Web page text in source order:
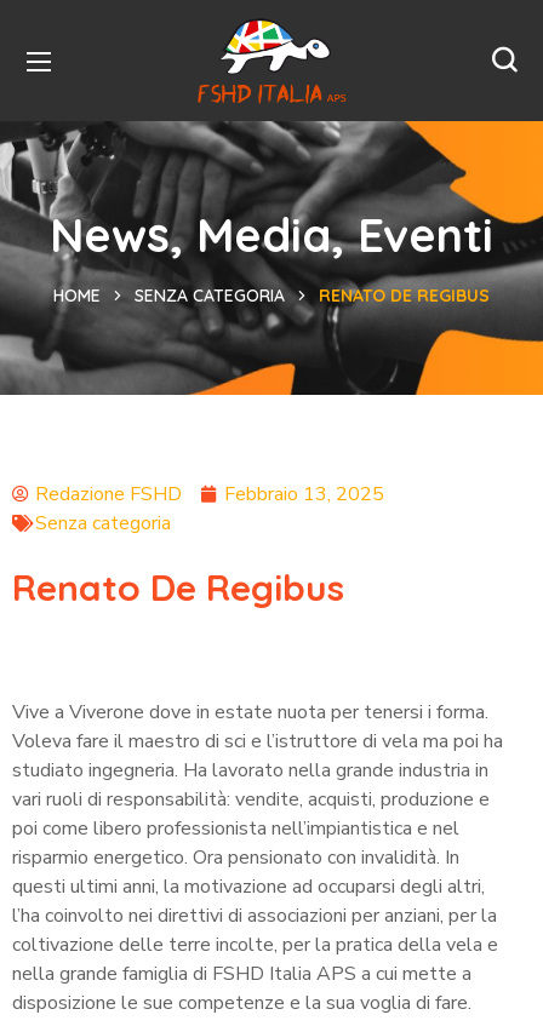
News, Media, Eventi
HOME SENZA CATEGORIA RENATO DE REGIBUS
Redazione FSHD
Febbraio 13, 2025
Senza categoria
Renato De Regibus
Vive a Viverone dove in estate nuota per tenersi i forma.
Voleva fare il maestro di sci e l’istruttore di vela ma poi ha
studiato ingegneria. Ha lavorato nella grande industria in
vari ruoli di responsabilità: vendite, acquisti, produzione e
poi come libero professionista nell’impiantistica e nel
risparmio energetico. Ora pensionato con invalidità. In
questi ultimi anni, la motivazione ad occuparsi degli altri,
l’ha coinvolto nei direttivi di associazioni per anziani, per la
coltivazione delle terre incolte, per la pratica della vela e
nella grande famiglia di FSHD Italia APS a cui mette a
disposizione le sue competenze e la sua voglia di fare.